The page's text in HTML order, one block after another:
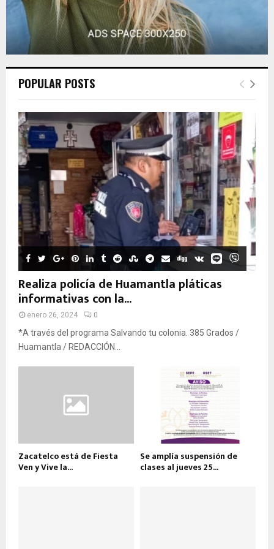
POPULAR POSTS
Realiza policía de Huamantla pláticas
informativas con la...
enero 26, 2024 0
*A través del programa Salvando tu colonia. 385 Grados /
Huamantla / REDACCIÓN...
Zacatelco está de Fiesta
Ven y Vive la...
Se amplía suspensión de
clases al jueves 25...